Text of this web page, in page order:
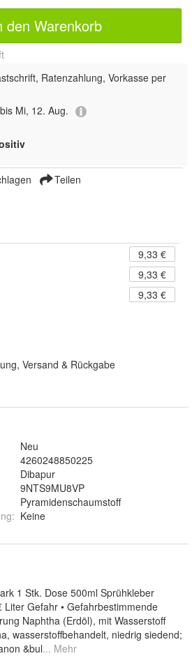
den Warenkorb
Ratenzahlung, Vorkasse per
Mi, 12. Aug.
Teilen
9,33 €
9,33 €
9,33 €
Versand & Rückgabe
Neu
4260248850225
Dibapur
9NTS9MU8VP
Pyramidenschaumstoff
: Keine
1 Stk. Dose 500ml Sprühkleber
Gefahr • Gefahrbestimmende
Naphtha (Erdöl), mit Wasserstoff
wasserstoffbehandelt, niedrig siedend;
&bul... Mehr